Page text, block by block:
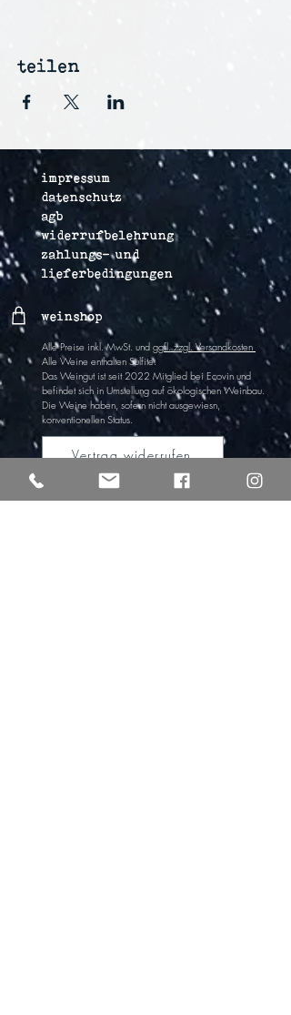
teilen
impressum
datenschutz
agb
widerrufbelehrung
zahlungs- und
lieferbedingungen
weinshop
Alle Preise inkl. MwSt. und ggfl. zzgl. Versandkosten
Alle Weine enthalten Sulfite.
Das Weingut istseit 2022 Mitglied bei Ecovin und
befindet sich in Umstellung auf ökologischen Weinbau.
Die Weine haben, sofern nicht ausgewiesn,
konventionellen Status.
Vertrag widerrufen
lichti & astroh